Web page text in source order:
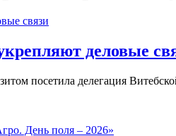
деловые
посетила делегация